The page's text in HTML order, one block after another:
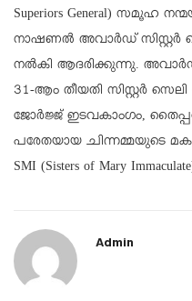
Superiors General) സമൂഹ
നാഷണൽ അവാർഡ് സിസ്റ്റർ
നൽകി ആദരിക്കുന്നു.
31-ആം തീയതി സിസ്റ്റർ
ജോർജ്ജ്‌ ഇടവകാംഗം,
പരേതയായ ചിന്നമ്മയുടെ
SMI (Sisters of Mary
Admin